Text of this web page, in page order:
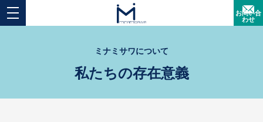
お問い合
わせ
ミナミサワについて
私たちの存在意義